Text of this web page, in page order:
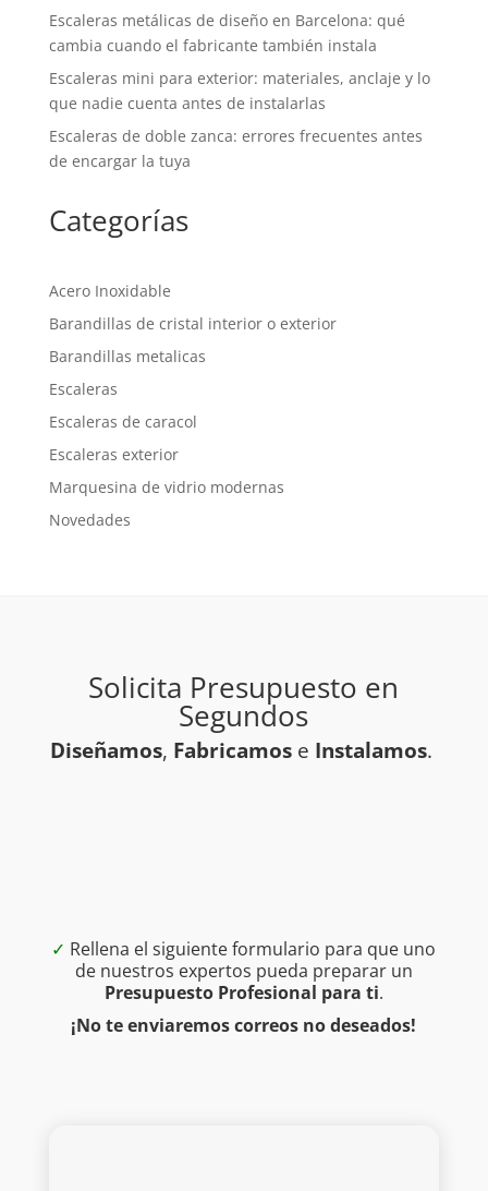
Escaleras metálicas de diseño en Barcelona: qué
cambia cuando el fabricante también instala
Escaleras mini para exterior: materiales, anclaje y lo
que nadie cuenta antes de instalarlas
Escaleras de doble zanca: errores frecuentes antes
de encargar la tuya
Categorías
Acero Inoxidable
Barandillas de cristal interior o exterior
Barandillas metalicas
Escaleras
Escaleras de caracol
Escaleras exterior
Marquesina de vidrio modernas
Novedades
Solicita Presupuesto en
Segundos
Diseñamos, Fabricamos e Instalamos.
✓ Rellena el siguiente formulario para que uno
de nuestros expertos pueda preparar un
Presupuesto Profesional para ti.
¡No te enviaremos correos no deseados!